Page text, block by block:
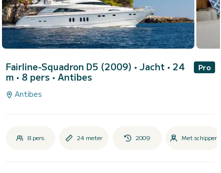
Fairline-Squadron D5 (2009) • Jacht • 24
m • 8 pers • Antibes
Pro
Antibes
8 pers. 24 meter 2009 Met schipper